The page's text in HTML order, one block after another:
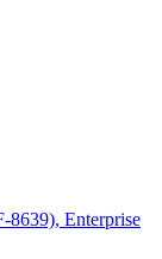
8639), Enterprise